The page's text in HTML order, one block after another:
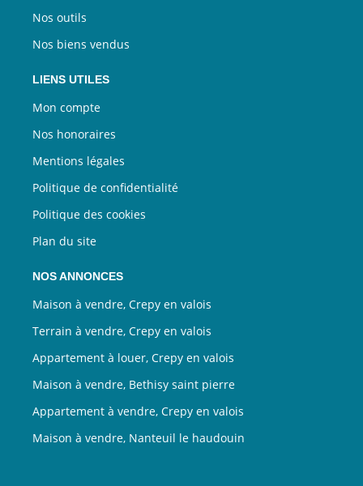
Nos outils
Nos biens vendus
LIENS UTILES
Mon compte
Nos honoraires
Mentions légales
Politique de confidentialité
Politique des cookies
Plan du site
NOS ANNONCES
Maison à vendre, Crepy en valois
Terrain à vendre, Crepy en valois
Appartement à louer, Crepy en valois
Maison à vendre, Bethisy saint pierre
Appartement à vendre, Crepy en valois
Maison à vendre, Nanteuil le haudouin